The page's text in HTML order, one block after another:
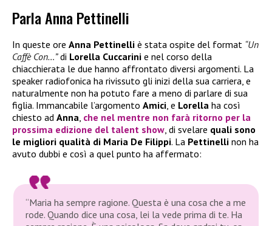
Parla Anna Pettinelli
In queste ore Anna Pettinelli è stata ospite del format “Un
Caffè Con…”di Lorella Cuccarini e nel corso della
chiacchierata le due hanno affrontato diversi argomenti. La
speaker radiofonica ha rivissuto gli inizi della sua carriera, e
naturalmente non ha potuto fare a meno di parlare di sua
figlia. Immancabile l’argomento Amici, e Lorella ha così
chiesto ad Anna, che nel mentre non farà ritorno per la
prossima edizione del talent show, di svelare quali sono
le migliori qualità di Maria De Filippi. La Pettinelli non ha
avuto dubbi e così a quel punto ha affermato:
“Maria ha sempre ragione. Questa è una cosa che a me
rode. Quando dice una cosa, lei la vede prima di te. Ha